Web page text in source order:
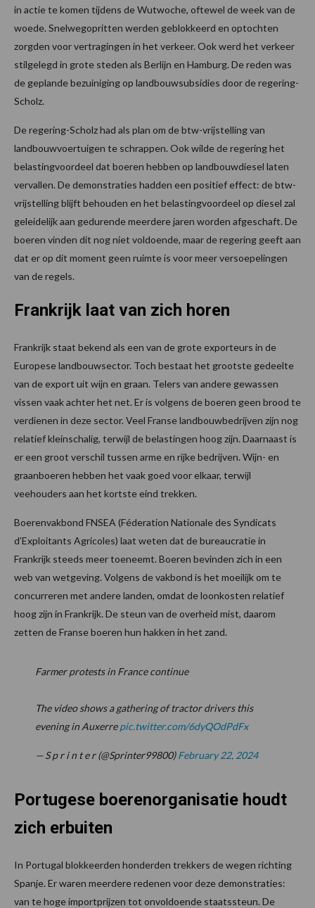
in actie te komen tijdens de Wutwoche, oftewel de week van de
woede. Snelwegopritten werden geblokkeerd en optochten
zorgden voor vertragingen in het verkeer. Ook werd het verkeer
stilgelegd in grote steden als Berlijn en Hamburg. De reden was
de geplande bezuiniging op landbouwsubsidies door de regering-
Scholz.
De regering-Scholz had als plan om de btw-vrijstelling van
landbouwvoertuigen te schrappen. Ook wilde de regering het
belastingvoordeel dat boeren hebben op landbouwdiesel laten
vervallen. De demonstraties hadden een positief effect: de btw-
vrijstelling blijft behouden en het belastingvoordeel op diesel zal
geleidelijk aan gedurende meerdere jaren worden afgeschaft. De
boeren vinden dit nog niet voldoende, maar de regering geeft aan
dat er op dit moment geen ruimte is voor meer versoepelingen
van de regels.
Frankrijk laat van zich horen
Frankrijk staat bekend als een van de grote exporteurs in de
Europese landbouwsector. Toch bestaat het grootste gedeelte
van de export uit wijn en graan. Telers van andere gewassen
vissen vaak achter het net. Er is volgens de boeren geen brood te
verdienen in deze sector. Veel Franse landbouwbedrijven zijn nog
relatief kleinschalig, terwijl de belastingen hoog zijn. Daarnaast is
er een groot verschil tussen arme en rijke bedrijven. Wijn- en
graanboeren hebben het vaak goed voor elkaar, terwijl
veehouders aan het kortste eind trekken.
Boerenvakbond FNSEA (Féderation Nationale des Syndicats
d’Exploitants Agricoles) laat weten dat de bureaucratie in
Frankrijk steeds meer toeneemt. Boeren bevinden zich in een
web van wetgeving. Volgens de vakbond is het moeilijk om te
concurreren met andere landen, omdat de loonkosten relatief
hoog zijn in Frankrijk. De steun van de overheid mist, daarom
zetten de Franse boeren hun hakken in het zand.
Farmer protests in France continue
The video shows a gathering of tractor drivers this
evening in Auxerrepic.twitter.com/6dyQOdPdFx
— S p r i n t e r (@Sprinter99800)February 22, 2024
Portugese boerenorganisatie houdt
zich erbuiten
In Portugal blokkeerden honderden trekkers de wegen richting
Spanje. Er waren meerdere redenen voor deze demonstraties:
van te hoge importprijzen tot onvoldoende staatssteun. De